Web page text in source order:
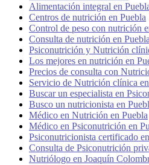
Alimentación integral en
Centros de nutrición en Puebla
Control de peso con nutrición
Consulta de nutrición en Puebla
Psiconutrición y Nutrición
Los mejores en nutrición en
Precios de consulta con
Servicio de Nutrición clínica
Buscar un especialista en
Busco un nutricionista en
Médico en Nutrición en Puebla
Médico en Psiconutrición en
Psiconutricionista certificado
Consulta de Psiconutrición
Nutriólogo en Joaquín